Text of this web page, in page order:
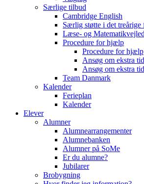
Særlige tilbud
Cambridge English
Særlig støtte i det treårige
Læse- og
Procedure for hjælp
Procedure for hjælp
Ansøg om ekstra tid
Ansøg om ekstra
Team Danmark
Kalender
Ferieplan
Kalender
Elever
Alumner
Alumnearrangementer
Alumnebanken
Alumner på SoMe
Er du alumne?
Jubilarer
Brobygning